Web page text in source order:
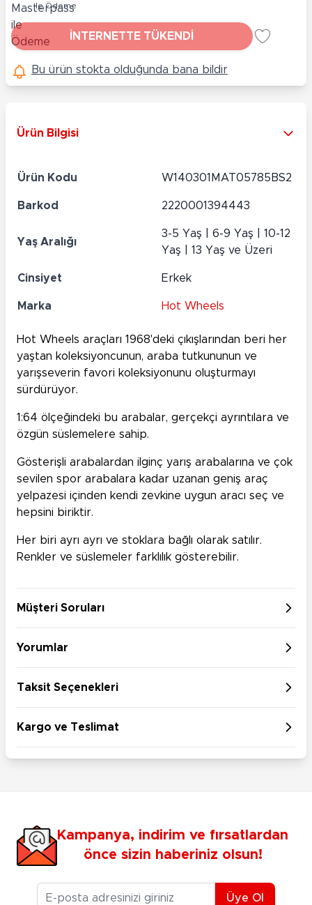
ile Ödeme
İNTERNETTE TÜKENDİ
Bu ürün stokta olduğunda bana bildir
Ürün Bilgisi
Ürün Kodu W140301MAT05785BS2
Barkod 2220001394443
Yaş Aralığı
3-5 Yaş | 6-9 Yaş | 10-12
Yaş | 13 Yaş ve Üzeri
Cinsiyet Erkek
Marka Hot Wheels
Hot Wheels araçları 1968'deki çıkışlarından beri her
yaştan koleksiyoncunun, araba tutkununun ve
yarışseverin favori koleksiyonunu oluşturmayı
sürdürüyor.
1:64 ölçeğindeki bu arabalar, gerçekçi ayrıntılara ve
özgün süslemelere sahip.
Gösterişli arabalardan ilginç yarış arabalarına ve çok
sevilen spor arabalara kadar uzanan geniş araç
yelpazesi içinden kendi zevkine uygun aracı seç ve
hepsini biriktir.
Her biri ayrı ayrı ve stoklara bağlı olarak satılır.
Renkler ve süslemeler farklılık gösterebilir.
Müşteri Soruları
Yorumlar
Taksit Seçenekleri
Kargo ve Teslimat
Kampanya, indirim ve fırsatlardan
önce sizin haberiniz olsun!
E-posta Adresiniz
Üye Ol